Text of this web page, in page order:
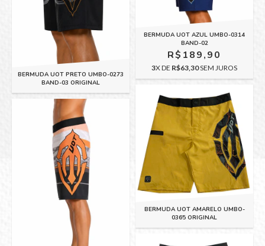
BERMUDA UOT PRETO UMBO-0273
BAND-03 ORIGINAL
BERMUDA UOT AZUL UMBO-0314
BAND-02
R$189,90
3X DE R$63,30SEM JUROS
BERMUDA UOT AMARELO UMBO-
0365 ORIGINAL